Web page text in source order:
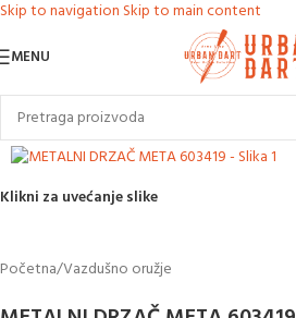
Skip to navigation Skip to main content
MENU
Klikni za uvećanje slike
Početna/Vazdušno oružje